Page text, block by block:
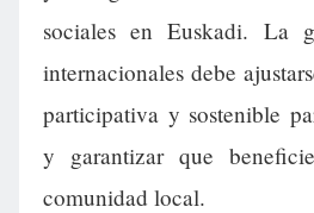
sociales en Euskadi. La
internacionales debe
participativa y sostenible
y garantizar que
comunidad local.